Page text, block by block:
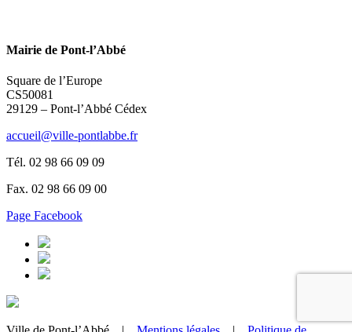
Mairie de Pont-l’Abbé
Square de l’Europe
CS50081
29129 – Pont-l’Abbé Cédex
accueil@ville-pontlabbe.fr
Tél. 02 98 66 09 09
Fax. 02 98 66 09 00
Page Facebook